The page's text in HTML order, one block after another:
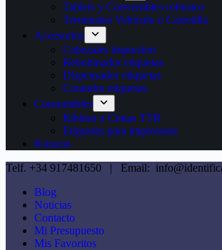
Tablets y Convertibles robustos
Terminales Vehículo o Carretilla
Accesorios
Cabezales impresion
Rebobinador etiquetas
Dispensador etiquetas
Contador etiquetas
Consumibles
Ribbon o Cintas TTR
Etiquetas para impresoras
Kioscos
Telf. +34 917481650 | Email:
Blog
Noticias
Contacto
Mi Presupuesto
Mis Favoritos